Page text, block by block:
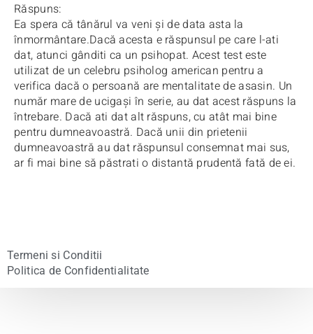
Răspuns:
Ea spera că tânărul va veni şi de data asta la
înmormântare.Dacă acesta e răspunsul pe care l-ati
dat, atunci gânditi ca un psihopat. Acest test este
utilizat de un celebru psiholog american pentru a
verifica dacă o persoană are mentalitate de asasin. Un
număr mare de ucigaşi în serie, au dat acest răspuns la
întrebare. Dacă atidat alt răspuns, cu atât mai bine
pentru dumneavoastră. Dacă unii din prietenii
dumneavoastră audat răspunsul consemnat mai sus,
ar fi mai bine să păstrati o distantă prudentă fată de ei.
Termeni si Conditii
Politica de Confidentialitate